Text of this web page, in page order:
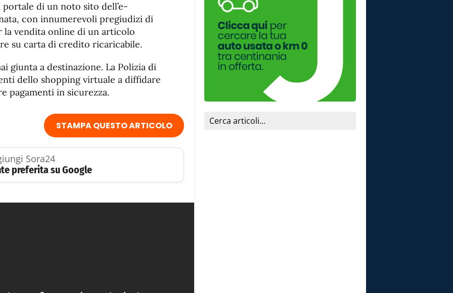
di un noto sito dell’e-
con innumerevoli pregiudizi di
la vendita online di un articolo
su carta di credito ricaricabile.
giunta a destinazione. La Polizia di
dello shopping virtuale a diffidare
pagamenti in sicurezza.
STAMPA QUESTO ARTICOLO
Sora24
preferita su Google